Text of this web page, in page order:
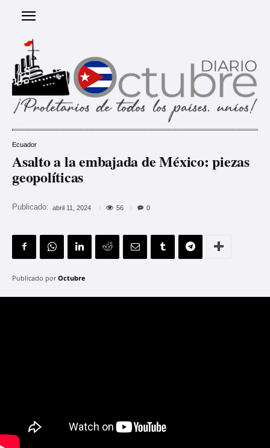
Ecuador
Asalto a la embajada de México: piezas
geopolíticas
Publicado: abril 11, 2024 56 0
Publicado por Octubre